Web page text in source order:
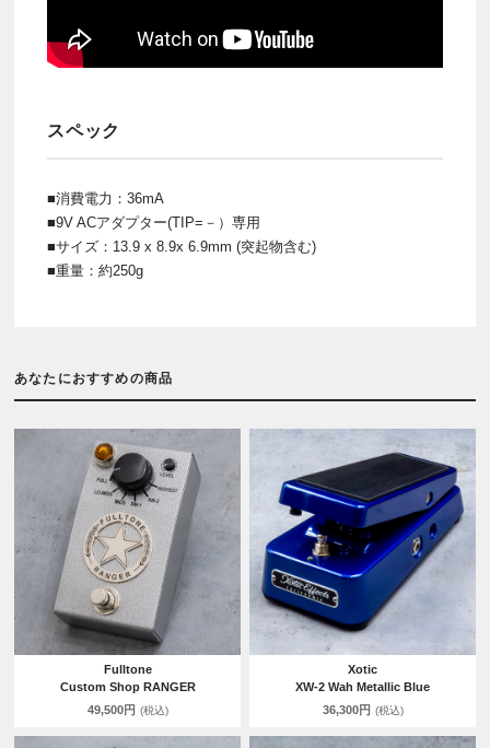
スペック
■消費電力：36mA
■9V ACアダプター(TIP=－）専用
■サイズ：13.9 x 8.9x 6.9mm (突起物含む)
■重量：約250g
あなたにおすすめの商品
Fulltone
Custom Shop RANGER
49,500円 (税込)
Xotic
XW-2 Wah Metallic Blue
36,300円 (税込)